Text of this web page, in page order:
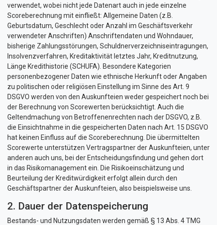
verwendet, wobei nicht jede Datenart auch in jede einzelne
Scoreberechnung mit einfließt: Allgemeine Daten (z.B.
Geburtsdatum, Geschlecht oder Anzahl im Geschäftsverkehr
verwendeter Anschriften) Anschriftendaten und Wohndauer,
bisherige Zahlungsstörungen, Schuldnerverzeichniseintragungen,
Insolvenzverfahren, Kreditaktivität letztes Jahr, Kreditnutzung,
Länge Kredithistorie (SCHUFA). Besondere Kategorien
personenbezogener Daten wie ethnische Herkunft oder Angaben
zu politischen oder religiösen Einstellung im Sinne des Art. 9
DSGVO werden von den Auskunfteien weder gespeichert noch bei
der Berechnung von Scorewerten berücksichtigt. Auch die
Geltendmachung von Betroffenenrechten nach der DSGVO, z.B.
die Einsichtnahme in die gespeicherten Daten nach Art. 15 DSGVO
hat keinen Einfluss auf die Scoreberechnung. Die übermittelten
Scorewerte unterstützen Vertragspartner der Auskunfteien, unter
anderen auch uns, bei der Entscheidungsfindung und gehen dort
in das Risikomanagement ein. Die Risikoeinschätzung und
Beurteilung der Kreditwürdigkeit erfolgt allein durch den
Geschäftspartner der Auskunfteien, also beispielsweise uns.
2. Dauer der Datenspeicherung
Bestands- und Nutzungsdaten werden gemäß § 13 Abs. 4 TMG